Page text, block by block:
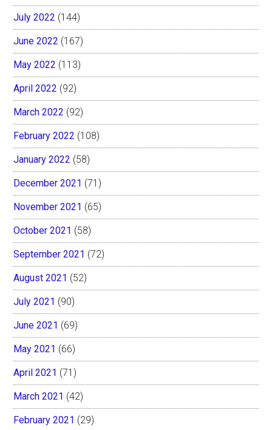
July 2022 (144)
June 2022 (167)
May 2022 (113)
April 2022 (92)
March 2022 (92)
February 2022 (108)
January 2022 (58)
December 2021 (71)
November 2021 (65)
October 2021 (58)
September 2021 (72)
August 2021 (52)
July 2021 (90)
June 2021 (69)
May 2021 (66)
April 2021 (71)
March 2021 (42)
February 2021 (29)